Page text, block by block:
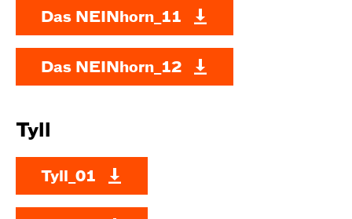
Das NEINhorn_11
Das NEINhorn_12
Tyll
Tyll_01